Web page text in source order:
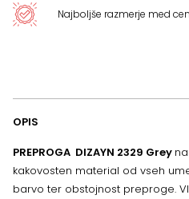
Najboljše razmerje med
OPIS
PREPROGA DIZAYN 2329 Grey
kakovosten material od vseh
barvo ter obstojnost preproge.